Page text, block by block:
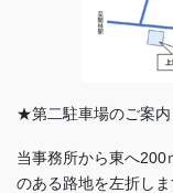
★第二駐車場のご案内
当事務所から東へ200
のある路地を左折し